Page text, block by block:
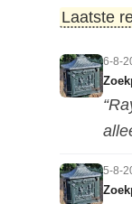
Laatste
6-8-
5-8-